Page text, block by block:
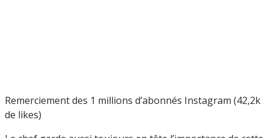
Remerciement des 1 millions d’abonnés Instagram (42,2k
de likes)